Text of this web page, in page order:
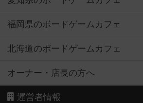
福岡県のボードゲームカフェ
北海道のボードゲームカフェ
オーナー・店長の方へ
運営者情報